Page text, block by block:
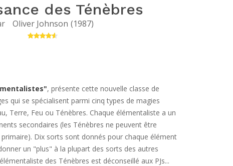
des Ténèbres
Oliver Johnson (1987)
, présente cette nouvelle classe de
qui se spécialisent parmi cinq types de magies
Terre, Feu ou Ténèbres. Chaque élémentaliste a un
secondaires (les Ténèbres ne peuvent être
Dix sorts sont donnés pour chaque élément
un "plus" à la plupart des sorts des autres
des Ténèbres est déconseillé aux PJs...